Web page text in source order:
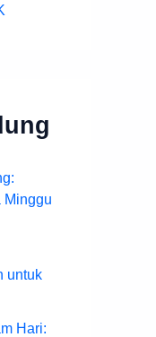
Minggu
untuk
Hari: